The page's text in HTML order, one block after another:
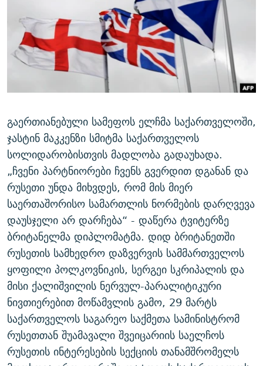
ᲛᲝᲚᲐᲞᲐᲠᲐᲙᲔ ᲢᲔᲥᲡᲢᲔᲑᲘ
ᲨᲘᲜ - ᲣᲪᲮᲝᲔᲗᲨᲘ
ᲚᲘᲢᲔᲠᲐᲢᲣᲠᲣᲚᲘ ᲬᲐᲮᲜᲐᲒᲔᲑᲘ
ᲐᲛᲔᲠᲘᲙᲣᲚᲘ ᲛᲝᲗᲮᲠᲝᲑᲐ
ᲘᲛᲞᲔᲠᲘᲐ ᲓᲐ ᲠᲐᲓᲘᲝ
ᲩᲔᲛᲘ ᲡᲘᲙᲕᲓᲘᲚᲘᲡ ᲛᲘᲖᲔᲖᲘᲐ COVID-19
11 ᲬᲔᲚᲘ - 11 ᲐᲛᲑᲐᲕᲘ
ᲡᲐᲞᲐᲠᲚᲐᲛᲔᲜᲢᲝ ᲐᲠᲩᲔᲕᲜᲔᲑᲘᲡ ᲘᲡᲢᲝᲠᲘᲐ
ᲑᲐᲕᲨᲕᲔᲑᲘ ᲞᲠᲝᲡᲢᲘᲢᲣᲪᲘᲐᲨᲘ - ᲐᲛᲝᲣᲗᲥᲛᲔᲚᲘ ᲐᲛᲑᲐᲕᲘ
5 ᲐᲛᲑᲐᲕᲘ - 20 ᲘᲕᲜᲘᲡᲡ ᲓᲐᲨᲐᲕᲔᲑᲣᲚᲔᲑᲘ
ᲐᲒᲕᲘᲡᲢᲝᲡ ᲝᲛᲘ
ПРИВЕТ ᲙᲣᲚᲢᲣᲠᲐ
რთე/რთ-ის ყველა საიტი
გაერთიანებული სამეფოს ელჩმა საქართველოში,
ჯასტინ მაკკენზი სმიტმა საქართველოს
სოლიდარობისთვის მადლობა გადაუხადა.
„ჩვენი პარტნიორები ჩვენს გვერდით დგანან და
რუსეთი უნდა მიხვდეს, რომ მის მიერ
საერთაშორისო სამართლის ნორმების დარღვევა
დაუსჯელი არ დარჩება“ - დაწერა ტვიტერზე
ბრიტანელმა დიპლომატმა. დიდ ბრიტანეთში
რუსეთის სამხედრო დაზვერვის სამმართველოს
ყოფილი პოლკოვნიკის, სერგეი სკრიპალის და
მისი ქალიშვილის ნერვულ-პარალიტიკური
ნივთიერებით მოწამვლის გამო, 29 მარტს
საქართველოს საგარეო საქმეთა სამინისტრომ
რუსეთთან შუამავალი შვეიცარიის საელჩოს
რუსეთის ინტერესების სექციის თანამშრომელს